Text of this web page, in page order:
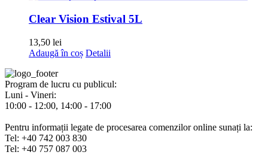
Clear Vision Estival 5L
13,50 lei
Adaugă în coș Detalii
Program de lucru cu publicul:
Luni - Vineri:
10:00 - 12:00, 14:00 - 17:00
Pentru informații legate de procesarea comenzilor online sunați la:
Tel: +40 742 003 830
Tel: +40 757 087 003